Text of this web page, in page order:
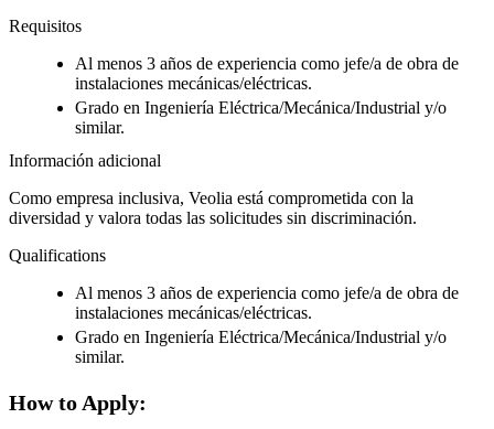
Requisitos
Al menos 3 años de experiencia como jefe/a de obra de
instalaciones mecánicas/eléctricas.
Grado en Ingeniería Eléctrica/Mecánica/Industrial y/o
similar.
Información adicional
Como empresa inclusiva, Veolia está comprometida con la
diversidad y valora todas las solicitudes sin discriminación.
Qualifications
Al menos 3 años de experiencia como jefe/a de obra de
instalaciones mecánicas/eléctricas.
Grado en Ingeniería Eléctrica/Mecánica/Industrial y/o
similar.
How to Apply: